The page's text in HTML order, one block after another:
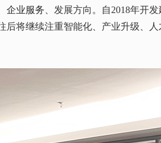
企业服务 、发展方向。自2018年开
将继续注重智能化、产业升级、